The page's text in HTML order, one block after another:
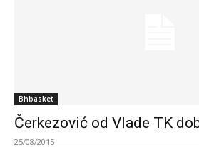
Bhbasket
Čerkezović od Vlade TK
25/08/2015